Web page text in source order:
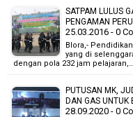
SATPAM LULUS
PENGAMAN
25.03.2016 - 0
Blora,-
yang di
dengan pola 232 jam pelajaran,…
PUTUSAN MK,
DAN GAS UNTUK
28.09.2020 - 0